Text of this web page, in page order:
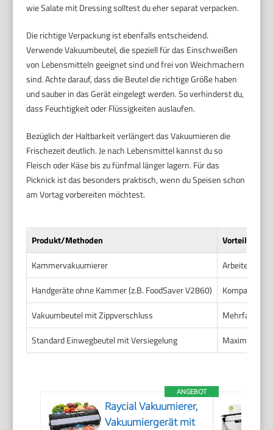
wie Salate mit Dressing solltest du eher separat verpacken.
Die richtige Verpackung ist ebenfalls entscheidend.
Verwende Vakuumbeutel, die speziell für das Einschweißen
von Lebensmitteln geeignet sind und frei von Weichmachern
sind. Achte darauf, dass die Beutel die richtige Größe haben
und sauber in das Gerät eingelegt werden. So verhinderst du,
dass Feuchtigkeit oder Flüssigkeiten auslaufen.
Bezüglich der Haltbarkeit verlängert das Vakuumieren die
Frischezeit deutlich. Je nach Lebensmittel kannst du so
Fleisch oder Käse bis zu fünfmal länger lagern. Für das
Picknick ist das besonders praktisch, wenn du Speisen schon
am Vortag vorbereiten möchtest.
Produkt/Methoden
Vorteile
Kammervakuumierer
Arbeitet mit
Handgeräte ohne Kammer (z.B. FoodSaver V2860)
Kompakt,
Vakuumbeutel mit Zippverschluss
Mehrfach
Standard Einwegbeutel mit Versiegelung
Maximale
ANGEBOT
Raycial Vakuumierer,
Vakuumiergerät mit